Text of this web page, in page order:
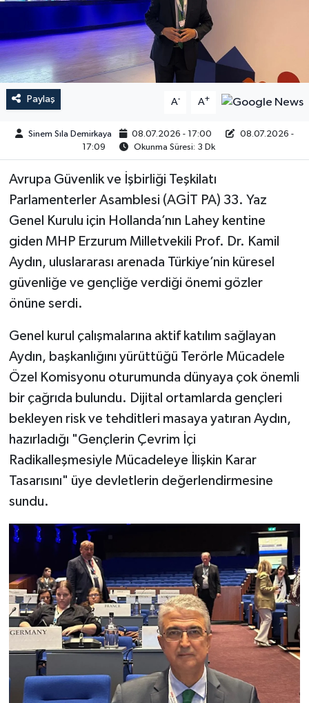
Paylaş A- A+
Sinem Sıla Demirkaya 08.07.2026 - 17:00
08.07.2026 -
17:09
Okunma Süresi: 3 Dk
Avrupa Güvenlik ve İşbirliği Teşkilatı
Parlamenterler Asamblesi (AGİT PA) 33. Yaz
Genel Kurulu için Hollanda’nın Lahey kentine
giden MHP Erzurum Milletvekili Prof. Dr. Kamil
Aydın, uluslararası arenada Türkiye’nin küresel
güvenliğe ve gençliğe verdiği önemi gözler
önüne serdi.
Genel kurul çalışmalarına aktif katılım sağlayan
Aydın, başkanlığını yürüttüğü Terörle Mücadele
Özel Komisyonu oturumunda dünyaya çok önemli
bir çağrıda bulundu. Dijital ortamlarda gençleri
bekleyen risk ve tehditleri masaya yatıran Aydın,
hazırladığı "Gençlerin Çevrim İçi
Radikalleşmesiyle Mücadeleye İlişkin Karar
Tasarısını" üye devletlerin değerlendirmesine
sundu.